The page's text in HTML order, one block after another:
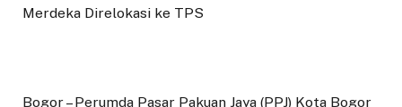
Merdeka Direlokasi ke TPS
Bogor – Perumda Pasar Pakuan Jaya (PPJ) Kota Bogor